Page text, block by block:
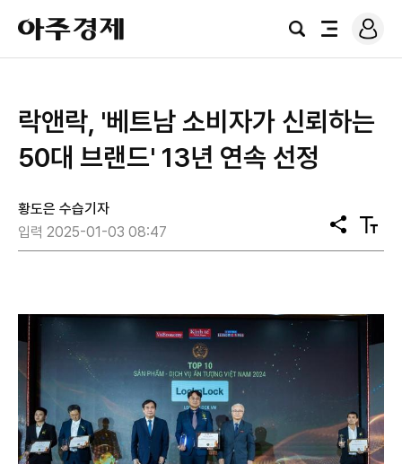
아
주
경
검
전
로
그
락앤락, '베트남 소비자가 신뢰하는
50대 브랜드' 13년 연속 선정
황도은 수습기자
입력 2025-01-03 08:47
공
유
텍
스